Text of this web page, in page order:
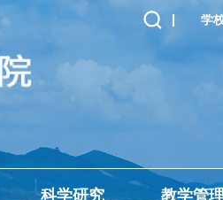
学
科学研究 教学管